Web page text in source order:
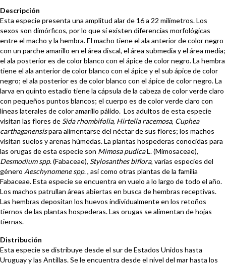
Descripción
Esta especie presenta una amplitud alar de 16 a 22 milímetros. Los
sexos son dimórficos, por lo que sí existen diferencias morfológicas
entre el macho y la hembra. El macho tiene el ala anterior de color negro
con un parche amarillo en el área discal, el área submedia y el área media;
el ala posterior es de color blanco con el ápice de color negro. La hembra
tiene el ala anterior de color blanco con el ápice y el sub ápice de color
negro; el ala posterior es de color blanco con el ápice de color negro. La
larva en quinto estadio tiene la cápsula de la cabeza de color verde claro
con pequeños puntos blancos; el cuerpo es de color verde claro con
líneas laterales de color amarillo pálido. Los adultos de esta especie
visitan las flores de Sida rhombifolia, Hirtella racemosa, Cuphea
carthaganensispara alimentarse del néctar de sus flores; los machos
visitan suelos y arenas húmedas. La plantas hospederas conocidas para
las orugas de esta especie son Mimosa pudicaL. (Mimosaceae),
Desmodium spp. (Fabaceae), Stylosanthes biflora, varias especies del
género Aeschynomene spp. , así como otras plantas de la familia
Fabaceae. Esta especie se encuentra en vuelo a lo largo de todo el año.
Los machos patrullan áreas abiertas en busca de hembras receptivas.
Las hembras depositan los huevos individualmente en los retoños
tiernos de las plantas hospederas. Las orugas se alimentan de hojas
tiernas.
Distribución
Esta especie se distribuye desde el sur de Estados Unidos hasta
Uruguay y las Antillas. Se le encuentra desde el nivel del mar hasta los